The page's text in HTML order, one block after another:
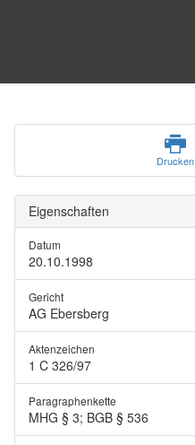
Drucken
Eigenschaften
Datum
20.10.1998
Gericht
AG Ebersberg
Aktenzeichen
1 C 326/97
Paragraphenkette
MHG § 3; BGB § 536